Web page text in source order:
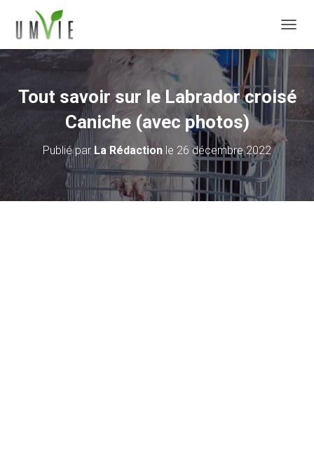
Tout savoir sur le Labrador croisé
Caniche (avec photos)
Publié par La Rédaction le 26 décembre 2022